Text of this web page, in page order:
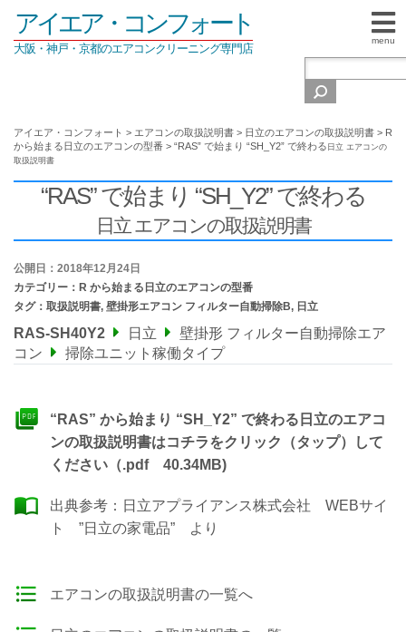
menu
アイエア・コンフォート
大阪・神戸・京都のエアコンクリーニング専門店
アイエア・コンフォート > エアコンの取扱説明書 > 日立のエアコンの取扱説明書 > R
から始まる日立のエアコンの型番 > “RAS” で始まり “SH_Y2” で終わる 日立 エアコンの
取扱説明書
“RAS” で始まり “SH_Y2” で終わる
日立 エアコンの取扱説明書
公開日：2018年12月24日
カテゴリー： R から始まる日立のエアコンの型番
タグ： 取扱説明書, 壁掛形エアコン フィルター自動掃除B, 日立
RAS-SH40Y2 日立
壁掛形 フィルター自動掃除エア
コン
掃除ユニット稼働タイプ
“RAS” から始まり “SH_Y2” で終わる日立のエアコ
ンの取扱説明書はコチラをクリック（タップ）して
ください（.pdf 40.34MB)
出典参考： 日立アプライアンス株式会社 WEBサイ
ト ”日立の家電品” より
エアコンの取扱説明書の一覧へ